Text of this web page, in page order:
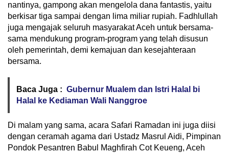
nantinya, gampong akan mengelola dana fantastis, yaitu
berkisar tiga sampai dengan lima miliar rupiah. Fadhlullah
juga mengajak seluruh masyarakat Aceh untuk bersama-
sama mendukung program-program yang telah disusun
oleh pemerintah, demi kemajuan dan kesejahteraan
bersama.
Baca Juga : Gubernur Mualem dan Istri Halal bi
Halal ke Kediaman Wali Nanggroe
Di malam yang sama, acara Safari Ramadan ini juga diisi
dengan ceramah agama dari Ustadz Masrul Aidi, Pimpinan
Pondok Pesantren Babul Maghfirah Cot Keueng, Aceh